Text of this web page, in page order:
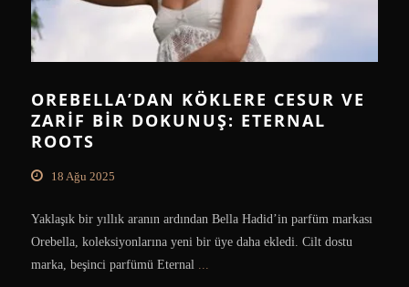
OREBELLA’DAN KÖKLERE CESUR VE
ZARIF BIR DOKUNUŞ: ETERNAL
ROOTS
18 Ağu 2025
Yaklaşık bir yıllık aranın ardından Bella Hadid’in parfüm markası
Orebella, koleksiyonlarına yeni bir üye daha ekledi. Cilt dostu
marka, beşinci parfümü Eternal